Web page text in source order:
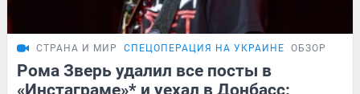
СТРАНА И МИР СПЕЦОПЕРАЦИЯ НА УКРАИНЕ ОБЗОР
Рома Зверь удалил все посты в
«Инстаграме»* и уехал в Донбасс: